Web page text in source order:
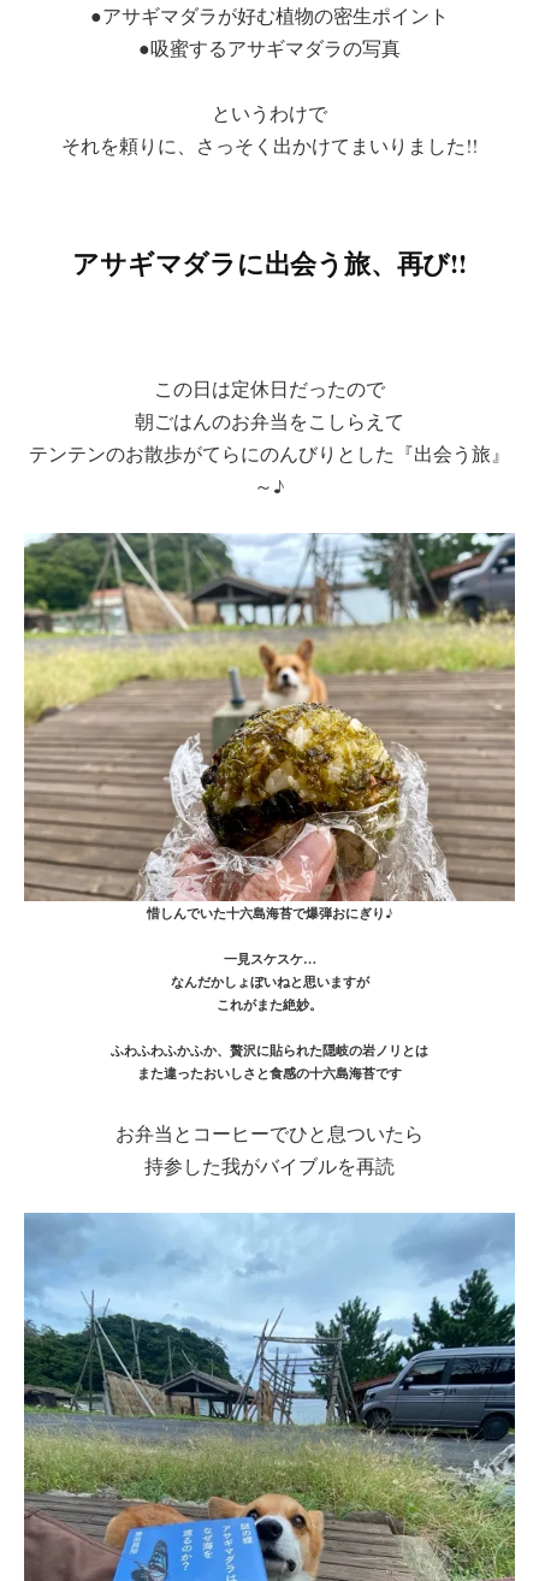
●アサギマダラが好む植物の密生ポイント
●吸蜜するアサギマダラの写真
というわけで
それを頼りに、さっそく出かけてまいりました!!
アサギマダラに出会う旅、再び!!
この日は定休日だったので
朝ごはんのお弁当をこしらえて
テンテンのお散歩がてらにのんびりとした『出会う旅』
～♪
惜しんでいた十六島海苔で爆弾おにぎり♪
一見スケスケ…
なんだかしょぼいねと思いますが
これがまた絶妙。
ふわふわふかふか、贅沢に貼られた隠岐の岩ノリとは
また違ったおいしさと食感の十六島海苔です
お弁当とコーヒーでひと息ついたら
持参した我がバイブルを再読